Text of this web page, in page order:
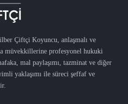
Çiftçi Koyuncu, anlaşmalı ve
müvekkillerine profesyonel hukuki
mal paylaşımı, tazminat ve diğer
yaklaşımı ile süreci şeffaf ve